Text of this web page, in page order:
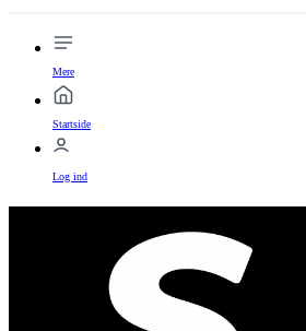
Mere
Startside
Log ind